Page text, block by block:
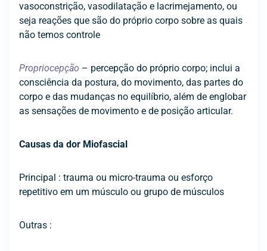
vasoconstrição, vasodilatação e lacrimejamento, ou
seja reações que são do próprio corpo sobre as quais
não temos controle
Propriocepção – percepção do próprio corpo; inclui a
consciência da postura, do movimento, das partes do
corpo e das mudanças no equilíbrio, além de englobar
as sensações de movimento e de posição articular.
Causas da dor Miofascial
Principal : trauma ou micro-trauma ou esforço
repetitivo em um músculo ou grupo de músculos
Outras :